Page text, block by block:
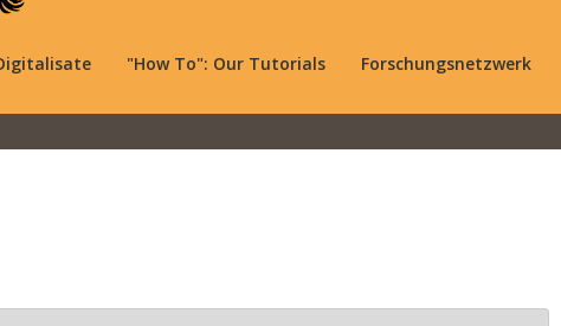
"How To": Our Tutorials Forschungsnetzwerk